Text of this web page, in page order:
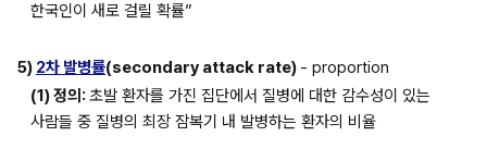
한국인이 새로 걸릴 확률”
5) 2차 발병률(secondary attack rate) - proportion
(1) 정의: 초발 환자를 가진 집단에서 질병에 대한 감수성이 있는
사람들 중 질병의 최장 잠복기 내 발병하는 환자의 비율